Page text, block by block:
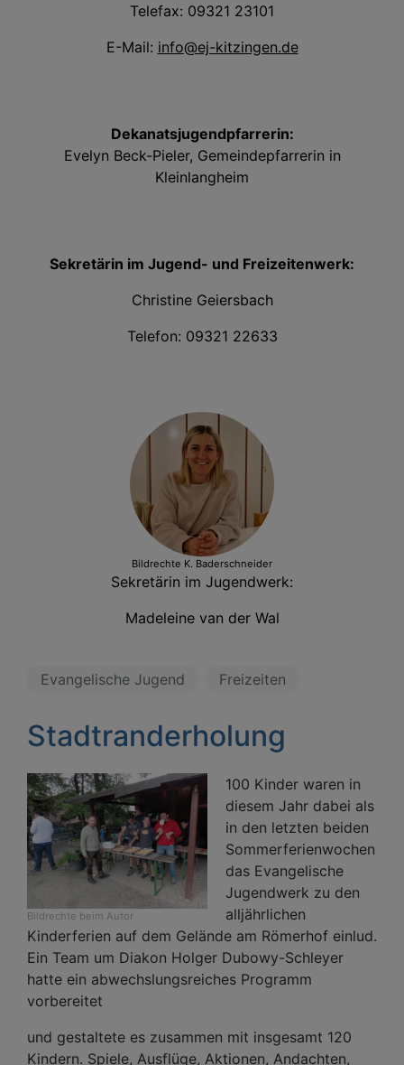
Telefax: 09321 23101
E-Mail: info@ej-kitzingen.de
Dekanatsjugendpfarrerin:
Evelyn Beck-Pieler, Gemeindepfarrerin in
Kleinlangheim
Sekretärin im Jugend- und Freizeitenwerk:
Christine Geiersbach
Telefon: 09321 22633
Bildrechte K. Baderschneider
Sekretärin im Jugendwerk:
Madeleine van der Wal
Evangelische Jugend Freizeiten
Stadtranderholung
Bildrechte beim Autor
100 Kinder waren in
diesem Jahr dabei als
in den letzten beiden
Sommerferienwochen
das Evangelische
Jugendwerk zu den
alljährlichen
Kinderferien auf dem Gelände am Römerhof einlud.
Ein Team um Diakon Holger Dubowy-Schleyer
hatte ein abwechslungsreiches Programm
vorbereitet
und gestaltete es zusammen mit insgesamt 120
Kindern. Spiele, Ausflüge, Aktionen, Andachten,